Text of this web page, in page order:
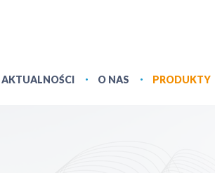
AKTUALNOŚCI O NAS PRODUKTY